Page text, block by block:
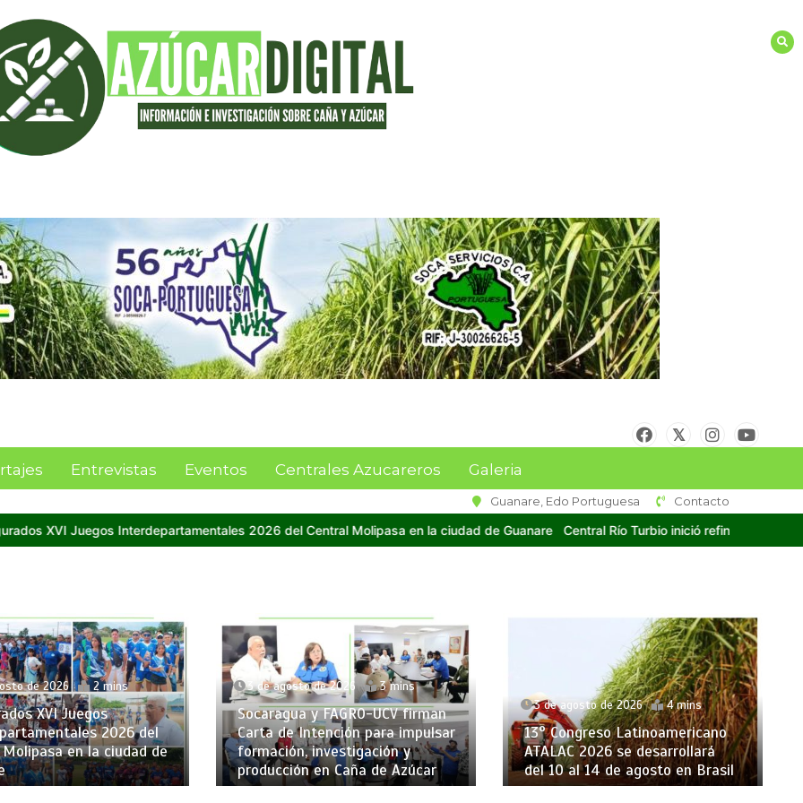
Entrevistas Eventos Centrales Azucareros Galeria
Guanare, Edo Portuguesa Contacto
2026 del Central Molipasa en la ciudad de Guanare Central Río Turbio inició refino de azúcar y encomendó a Dios el éxito de las
de
3 de agosto de 2026 3 mins
Socaragua y FAGRO-UCV firman
Carta de Intención para impulsar
formación, investigación y
producción en Caña de Azúcar
3 de agosto de 2026 4 mins
13° Congreso Latinoamericano
ATALAC 2026 se desarrollará
del 10 al 14 de agosto en Brasil
1 de agosto de 2026
En Yaracuy
comunal para la
hectáreas de caña
para semilla